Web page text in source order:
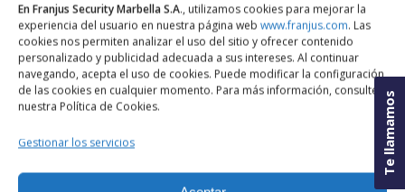
En Franjus Security Marbella S.A., utilizamos cookies para mejorar la
experiencia del usuario en nuestra página web www.franjus.com. Las
cookies nos permiten analizar el uso del sitio y ofrecer contenido
personalizado y publicidad adecuada a sus intereses. Al continuar
navegando, acepta el uso de cookies. Puede modificar la configuración
de las cookies en cualquier momento. Para más información, consulte
nuestra Política de Cookies.
Gestionar los servicios
Conexión 24H Te llamamos